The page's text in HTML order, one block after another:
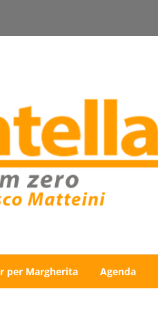
per Margherita Agenda